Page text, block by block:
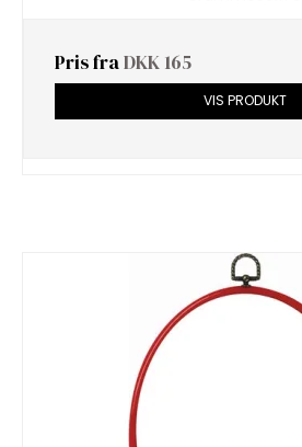
Pris fraDKK 165
VIS PRODUKT